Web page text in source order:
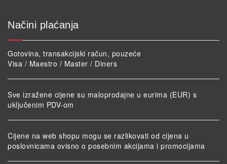
Načini plaćanja
Gotovina, transakcijski račun, pouzeće
Visa / Maestro / Master / Diners
Sve izražene cijene su maloprodajne u eurima (EUR) s
uključenim PDV-om
Cijene na web shopu mogu se razlikovati od cijena u
poslovnicama ovisno o posebnim akcijama i promocijama